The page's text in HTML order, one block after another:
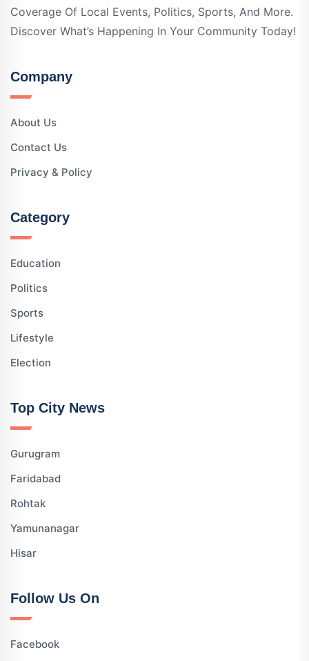
Coverage Of Local Events, Politics, Sports, And More.
Discover What’s Happening In Your Community Today!
Company
About Us
Contact Us
Privacy & Policy
Category
Education
Politics
Sports
Lifestyle
Election
Top City News
Gurugram
Faridabad
Rohtak
Yamunanagar
Hisar
Follow Us On
Facebook